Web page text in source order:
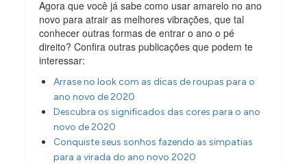
Agora que você já sabe como usar amarelo no ano
novo para atrair as melhores vibrações, que tal
conhecer outras formas de entrar o ano o pé
direito? Confira outras publicações que podem te
interessar:
Arrase no look com as dicas de roupas para o
ano novo de 2020
Descubra os significados das cores para o ano
novo de 2020
Conquiste seus sonhos fazendo as simpatias
para a virada do ano novo 2020